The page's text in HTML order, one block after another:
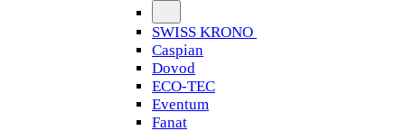
SWISS KRONO
Caspian
Dovod
ECO-TEC
Eventum
Fanat